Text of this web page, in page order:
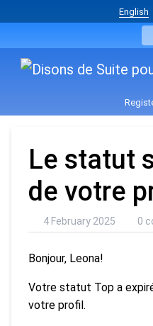
English
Le statut
de votre
4 February 2025 0
Bonjour, Leona!
Votre statut Top a
votre profil.